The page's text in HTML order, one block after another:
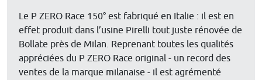
Le P ZERO Race 150° est fabriqué en Italie : il est en
effet produit dans l’usine Pirelli tout juste rénovée de
Bollate près de Milan. Reprenant toutes les qualités
appréciées du P ZERO Race original - un record des
ventes de la marque milanaise - il est agrémenté